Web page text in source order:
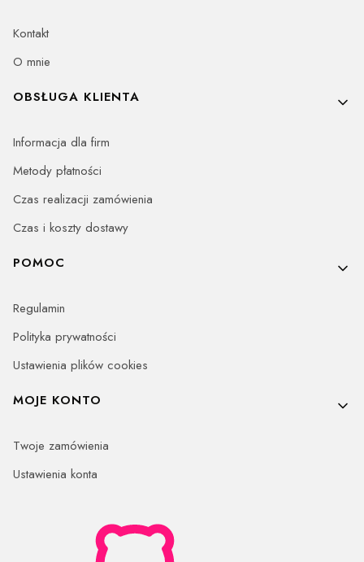
Kontakt
O mnie
OBSŁUGA KLIENTA
Informacja dla firm
Metody płatności
Czas realizacji zamówienia
Czas i koszty dostawy
POMOC
Regulamin
Polityka prywatności
Ustawienia plików cookies
MOJE KONTO
Twoje zamówienia
Ustawienia konta